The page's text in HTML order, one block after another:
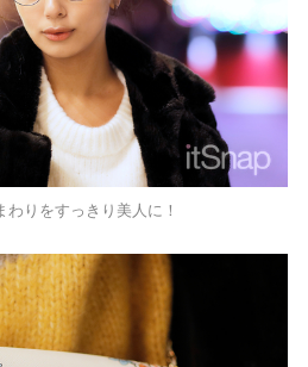
りをすっきり美人に！